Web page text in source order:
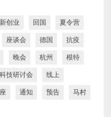
创业 回国 夏令营
座谈会 德国 抗疫
晚会 杭州 根特
科技研讨会 线上
通知 预告 马村